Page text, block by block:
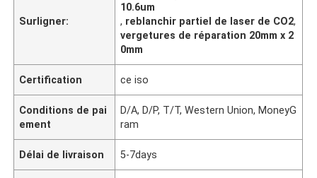
Surligner:
10.6um
, reblanchir partiel de laser de CO2,
vergetures de réparation 20mm x 2
0mm
Certification ce iso
Conditions de pai
ement
D/A, D/P, T/T, Western Union, MoneyG
ram
Délai de livraison 5-7days